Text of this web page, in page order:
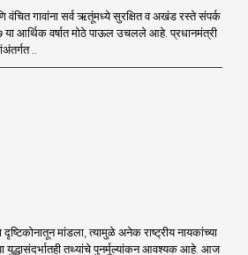
गावांना सर्व ऋतूंमध्ये सुरक्षित व अखंड रस्ते संपर्क
आर्थिक वर्षात मोठे पाऊल उचलले आहे. प्रधानमंत्री
..
मांडला, त्यामुळे अनेक राष्ट्रीय नायकांच्या
युद्धासंदर्भातही तथ्यांचे पुनर्मूल्यांकन आवश्यक आहे. आज